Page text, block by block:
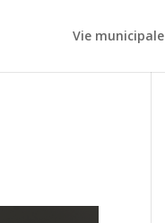
Vie municipale